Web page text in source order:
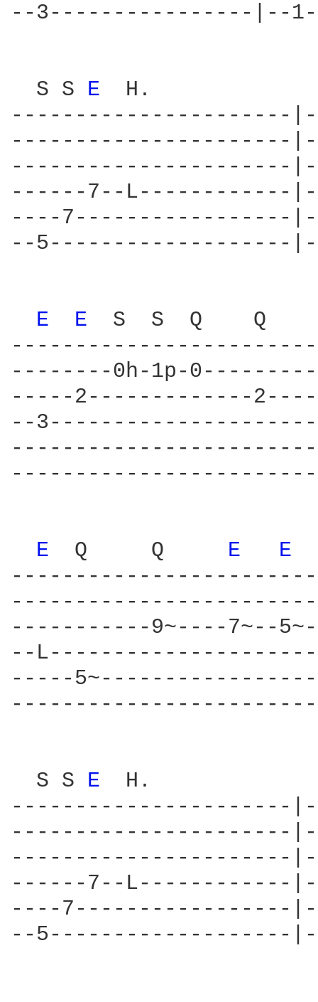
--3----------------|--
  S S
E
----------------------
----------------------
----------------------
------7--L------------
----7-----------------
--5-------------------
E E S  S  Q    Q
--------0h-1p-
-----2-------------
--
E Q     Q E
E
-----------9~----7~--
--
-----
  S S
E
----------------------
----------------------
----------------------
------7--L------------
----7-----------------
--5-------------------